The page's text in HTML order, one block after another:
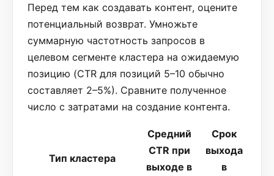
Перед тем как создавать контент, оцените
потенциальный возврат. Умножьте
суммарную частотность запросов в
целевом сегменте кластера на ожидаемую
позицию (CTR для позиций 5–10 обычно
составляет 2–5%). Сравните полученное
число с затратами на создание контента.
Тип кластера
Средний
CTR при
выходе в
Срок
выхода
в